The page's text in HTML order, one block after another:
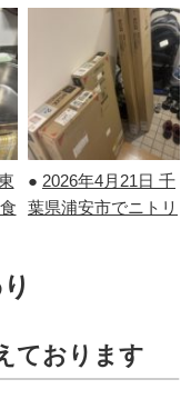
を行いました！
● 2026年4月21日 千
葉県浦安市でニトリ
ております